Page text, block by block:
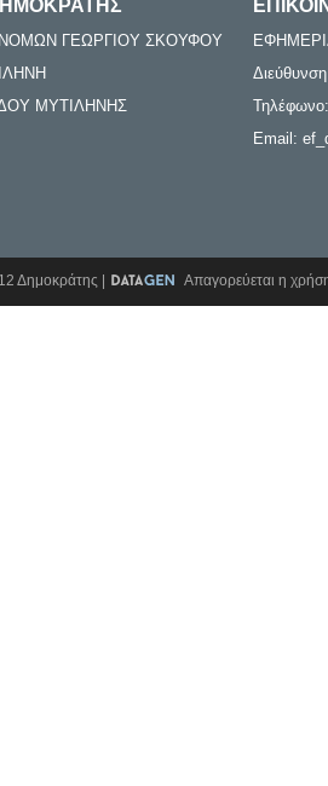
ΓΕΩΡΓΙΟΥ ΣΚΟΥΦΟΥ
ΜΥΤΙΛΗΝΗΣ
Email:
Δημοκράτης | Απαγορεύεται η